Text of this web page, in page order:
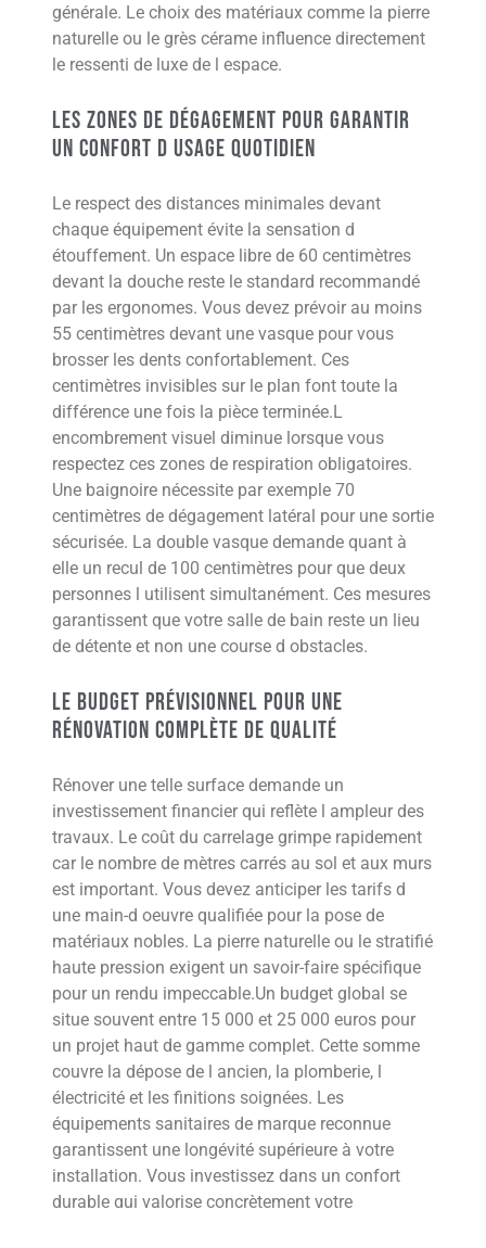
générale. Le choix des matériaux comme la pierre
naturelle ou le grès cérame influence directement
le ressenti de luxe de l espace.
Les zones de dégagement pour garantir
un confort d usage quotidien
Le respect des distances minimales devant
chaque équipement évite la sensation d
étouffement. Un espace libre de 60 centimètres
devant la douche reste le standard recommandé
par les ergonomes. Vous devez prévoir au moins
55 centimètres devant une vasque pour vous
brosser les dents confortablement. Ces
centimètres invisibles sur le plan font toute la
différence une fois la pièce terminée.L
encombrement visuel diminue lorsque vous
respectez ces zones de respiration obligatoires.
Une baignoire nécessite par exemple 70
centimètres de dégagement latéral pour une sortie
sécurisée. La double vasque demande quant à
elle un recul de 100 centimètres pour que deux
personnes l utilisent simultanément. Ces mesures
garantissent que votre salle de bain reste un lieu
de détente et non une course d obstacles.
Le budget prévisionnel pour une
rénovation complète de qualité
Rénover une telle surface demande un
investissement financier qui reflète l ampleur des
travaux. Le coût du carrelage grimpe rapidement
car le nombre de mètres carrés au sol et aux murs
est important. Vous devez anticiper les tarifs d
une main-d oeuvre qualifiée pour la pose de
matériaux nobles. La pierre naturelle ou le stratifié
haute pression exigent un savoir-faire spécifique
pour un rendu impeccable.Un budget global se
situe souvent entre 15 000 et 25 000 euros pour
un projet haut de gamme complet. Cette somme
couvre la dépose de l ancien, la plomberie, l
électricité et les finitions soignées. Les
équipements sanitaires de marque reconnue
garantissent une longévité supérieure à votre
installation. Vous investissez dans un confort
durable qui valorise concrètement votre